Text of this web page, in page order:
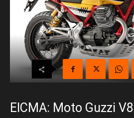
EICMA: Moto Guzzi